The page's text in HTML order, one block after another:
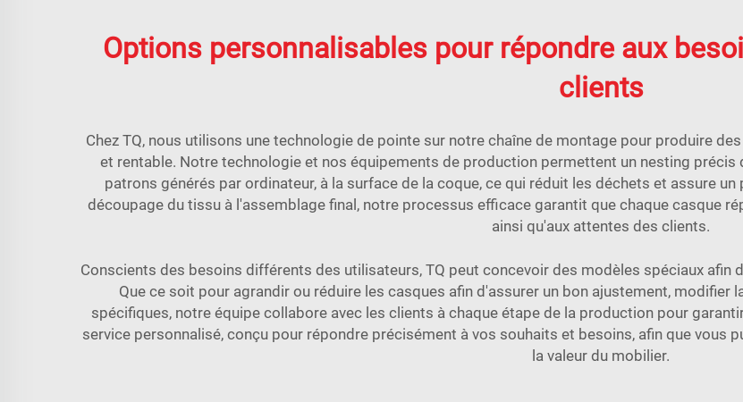
Options personnalisables pour répondre aux
clients
Chez TQ, nous utilisons une technologie de pointe sur notre chaîne de montage pour produire
et rentable. Notre technologie et nos équipements de production permettent un nesting
patrons générés par ordinateur, à la surface de la coque, ce qui réduit les déchets et assure
découpage du tissu à l'assemblage final, notre processus efficace garantit que chaque casque
ainsi qu'aux attentes des clients.
Conscients des besoins différents des utilisateurs, TQ peut concevoir des modèles spéciaux afin
Que ce soit pour agrandir ou réduire les casques afin d'assurer un bon ajustement, modifier
spécifiques, notre équipe collabore avec les clients à chaque étape de la production pour
service personnalisé, conçu pour répondre précisément à vos souhaits et besoins, afin que vous
la valeur du mobilier.